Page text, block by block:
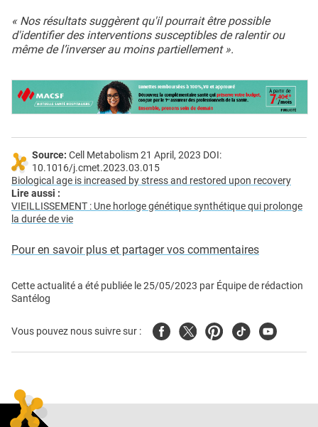
« Nos résultats suggèrent qu'il pourrait être possible
d'identifier des interventions susceptibles de ralentir ou
même de l’inverser au moins partiellement ».
Source: Cell Metabolism 21 April, 2023 DOI:
10.1016/j.cmet.2023.03.015
Biological age is increased by stress and restored upon recovery
Lire aussi :
VIEILLISSEMENT : Une horloge génétique synthétique qui prolonge
la durée de vie
Pour en savoir plus et partager vos commentaires
Cette actualité a été publiée le25/05/2023 par Équipe de rédaction
Santélog
Vous pouvez nous suivre sur : FacebookTwitterPinterest
TiktokYoutube